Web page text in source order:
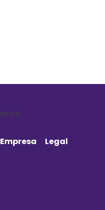
Empresa Legal